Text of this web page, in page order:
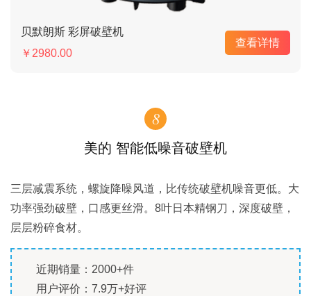
贝默朗斯 彩屏破壁机
￥2980.00
查看详情
8
美的 智能低噪音破壁机
三层减震系统，螺旋降噪风道，比传统破壁机噪音更低。大
功率强劲破壁，口感更丝滑。8叶日本精钢刀，深度破壁，
层层粉碎食材。
近期销量：2000+件
用户评价：7.9万+好评